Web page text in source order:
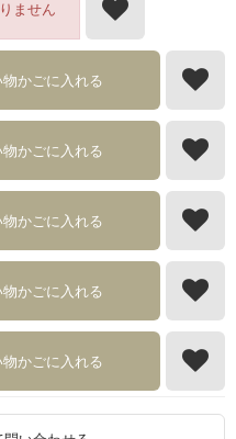
ません
物かごに入れる
物かごに入れる
物かごに入れる
物かごに入れる
物かごに入れる